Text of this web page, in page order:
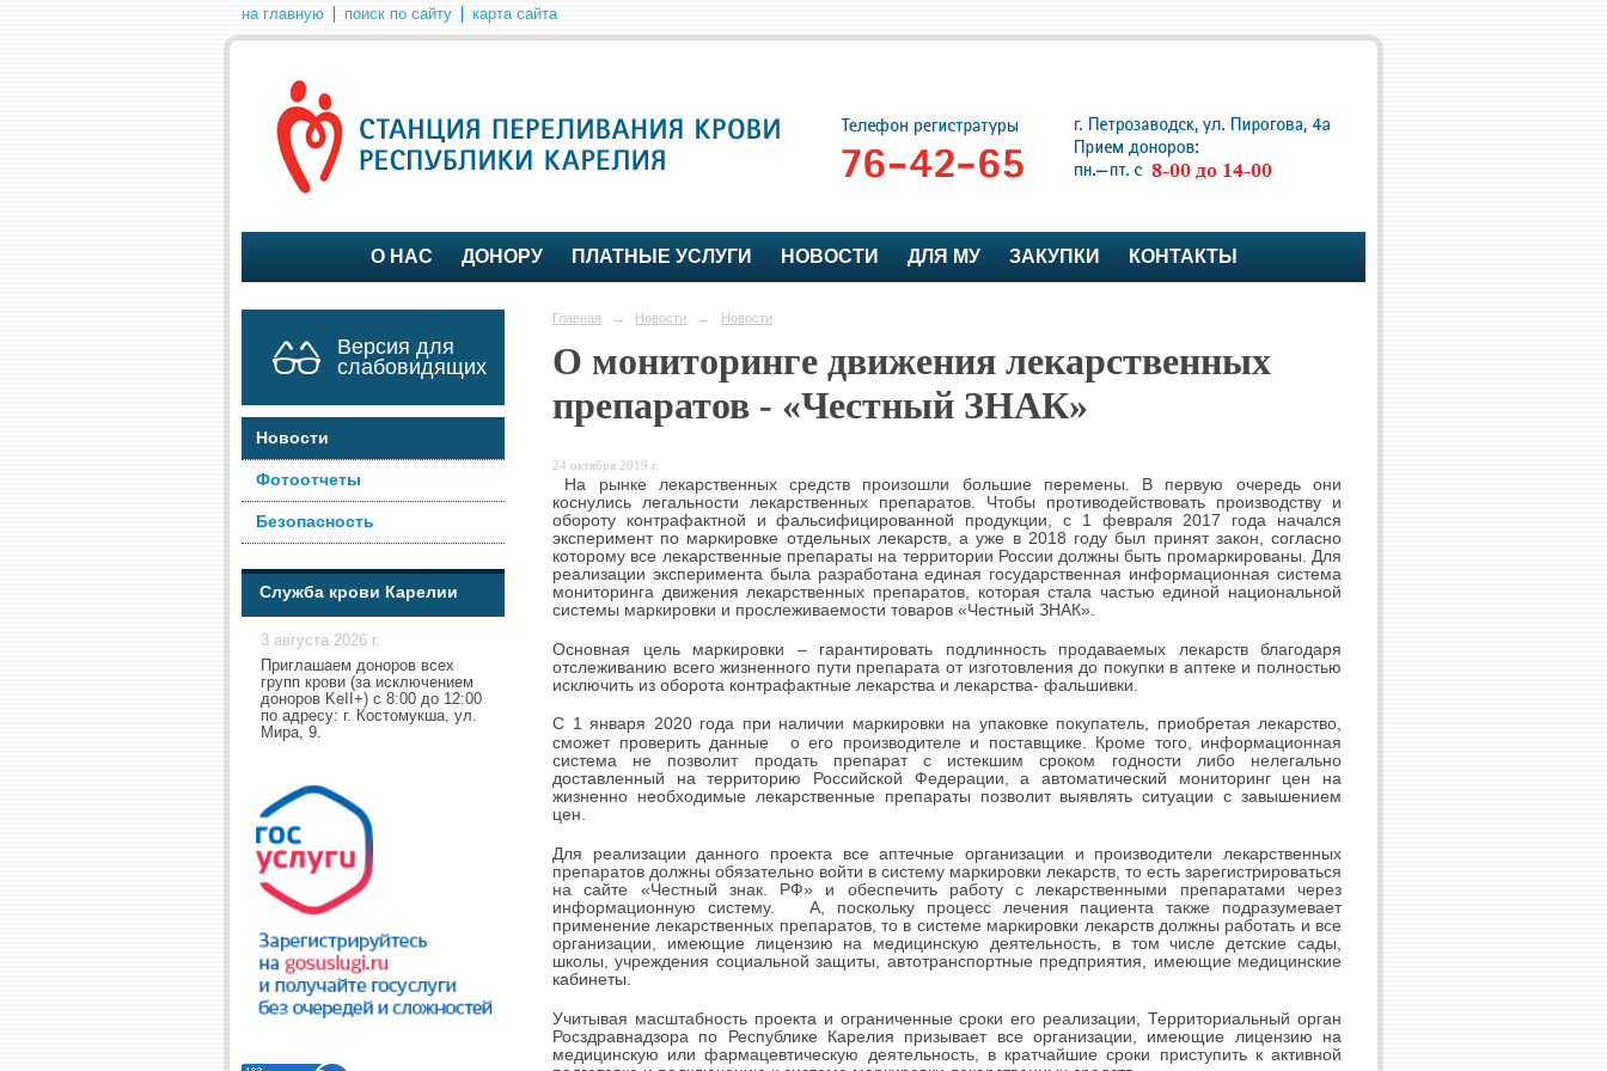
на главную поиск по сайту карта сайта
О НАС ДОНОРУ ПЛАТНЫЕ УСЛУГИ НОВОСТИ ДЛЯ МУ ЗАКУПКИ КОНТАКТЫ
Версия для
слабовидящих
Новости
Фотоотчеты
Безопасность
Служба крови Карелии
3 августа 2026 г.
Приглашаем доноров всех
групп крови (за исключением
доноров KeII+) с 8:00 до 12:00
по адресу: г. Костомукша, ул.
Мира, 9.
Главная → Новости → Новости
О мониторинге движения лекарственных
препаратов - «Честный ЗНАК»
24 октября 2019 г.
На рынке лекарственных средств произошли большие перемены. В первую очередь они
коснулись легальности лекарственных препаратов. Чтобы противодействовать производству и
обороту контрафактной и фальсифицированной продукции, с 1 февраля 2017 года начался
эксперимент по маркировке отдельных лекарств, а уже в 2018 году был принят закон, согласно
которому все лекарственные препараты на территории России должны быть промаркированы. Для
реализации эксперимента была разработана единая государственная информационная система
мониторинга движения лекарственных препаратов, которая стала частью единой национальной
системы маркировки и прослеживаемости товаров «Честный ЗНАК».
Основная цель маркировки – гарантировать подлинность продаваемых лекарств благодаря
отслеживанию всего жизненного пути препарата от изготовления до покупки в аптеке и полностью
исключить из оборота контрафактные лекарства и лекарства- фальшивки.
С 1 января 2020 года при наличии маркировки на упаковке покупатель, приобретая лекарство,
сможет проверить данные ⠀о его производителе и поставщике. Кроме того, информационная
система не позволит продать препарат с истекшим сроком годности либо нелегально
доставленный на территорию Российской Федерации, а автоматический мониторинг цен на
жизненно необходимые лекарственные препараты позволит выявлять ситуации с завышением
цен.
Для реализации данного проекта все аптечные организации и производители лекарственных
препаратов должны обязательно войти в систему маркировки лекарств, то есть зарегистрироваться
на сайте «Честный знак. РФ» и обеспечить работу с лекарственными препаратами через
информационную систему. А, поскольку процесс лечения пациента также подразумевает
применение лекарственных препаратов, то в системе маркировки лекарств должны работать и все
организации, имеющие лицензию на медицинскую деятельность, в том числе детские сады,
школы, учреждения социальной защиты, автотранспортные предприятия, имеющие медицинские
кабинеты.
Учитывая масштабность проекта и ограниченные сроки его реализации, Территориальный орган
Росздравнадзора по Республике Карелия призывает все организации, имеющие лицензию на
медицинскую или фармацевтическую деятельность, в кратчайшие сроки приступить к активной